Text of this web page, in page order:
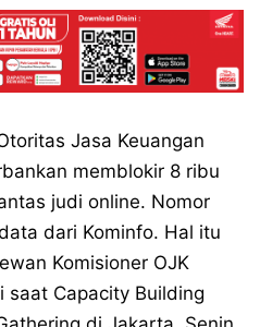
Jasa Keuangan
memblokir 8 ribu
judi online. Nomor
dari Kominfo. Hal itu
Komisioner OJK
saat Capacity Building